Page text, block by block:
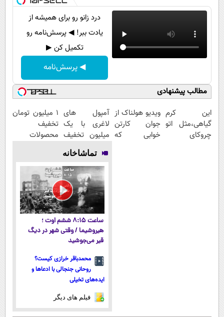
درد زانو رو برای همیشه از
یادت ببر! ◀ پرسش‌نامه رو
تکمیل کن ▶
◀ پرسش‌نامه
مطالب پیشنهادی
این کرم
گیاهی،مثل اتو
چروکای
ویدیو هولناک از
جوان کارتن
خوابی که
آمپول های
لاغری با یک
میلیون تخفیف
| ارسال از
داروخانه های
معتبر
۱ میلیون تومان
تخفیف
محصولات
شروع کاهش
وزن
تماشاخانه
ساعت ۸:۱۵ ششم اوت ؛
هیروشیما / وقتی شهر در دیگ
قیر می‌جوشید
محمدباقر خرازی کیست؟
روحانی جنجالی با ادعاها و
ایده‌های تخیلی
فیلم های دیگر